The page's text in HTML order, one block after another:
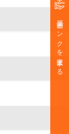
奨学金バンクを支援する